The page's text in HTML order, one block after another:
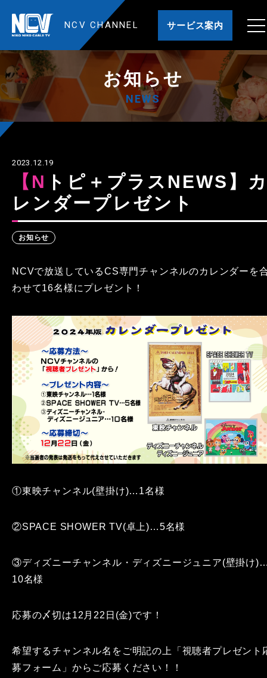
NCV CHANNEL サービス案内
お知らせ
NEWS
2023.12.19
【Nトピ＋プラスNEWS】カ
レンダープレゼント
お知らせ
NCVで放送しているCS専門チャンネルのカレンダーを
わせて16名様にプレゼント！
①東映チャンネル(壁掛け)…1名様
②SPACE SHOWER TV(卓上)…5名様
③ディズニーチャンネル・ディズニージュニア(壁掛け
10名様
応募の〆切は12月22日(金)です！
希望するチャンネル名をご明記の上「視聴者プレゼント
募フォーム」からご応募ください！！